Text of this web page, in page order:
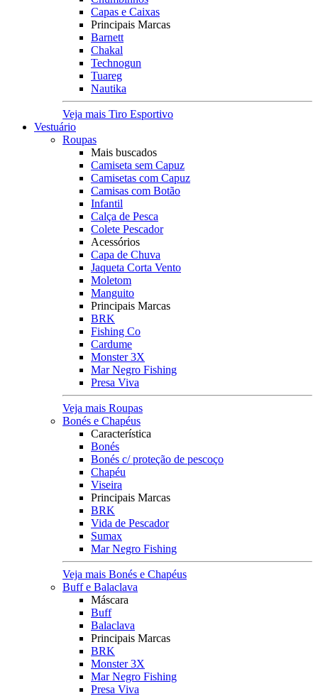
Capas e Caixas
Principais Marcas
Barnett
Chakal
Technogun
Tuareg
Nautika
Veja mais Tiro Esportivo
Vestuário
Roupas
Mais buscados
Camiseta sem Capuz
Camisetas com Capuz
Camisas com Botão
Infantil
Calça de Pesca
Colete Pescador
Acessórios
Capa de Chuva
Jaqueta Corta Vento
Moletom
Manguito
Principais Marcas
BRK
Fishing Co
Cardume
Monster 3X
Mar Negro Fishing
Presa Viva
Veja mais Roupas
Bonés e Chapéus
Característica
Bonés
Bonés c/ proteção de pescoço
Chapéu
Viseira
Principais Marcas
BRK
Vida de Pescador
Sumax
Mar Negro Fishing
Veja mais Bonés e Chapéus
Buff e Balaclava
Máscara
Buff
Balaclava
Principais Marcas
BRK
Monster 3X
Mar Negro Fishing
Presa Viva